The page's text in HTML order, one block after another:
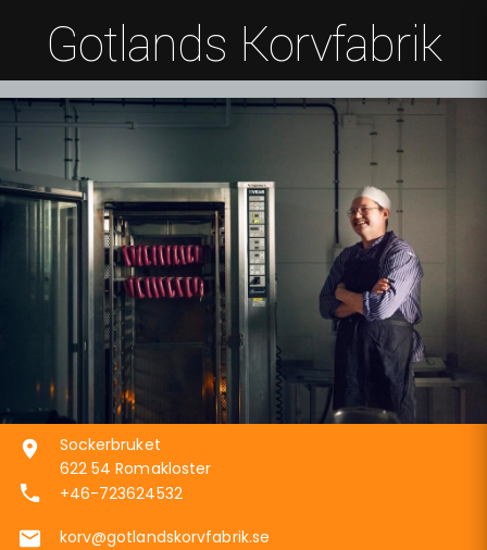
Gotlands Korvfabrik
Sockerbruket
622 54 Romakloster
+46-723624532
korv@gotlandskorvfabrik.se